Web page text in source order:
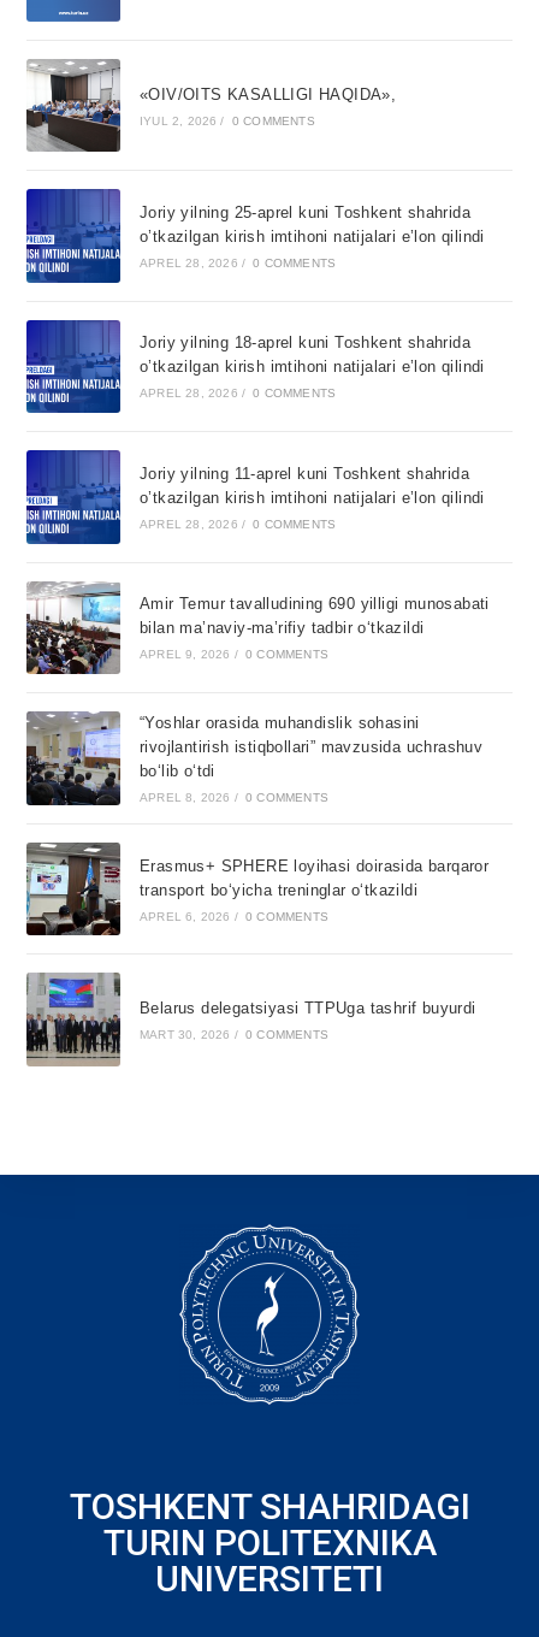
«OIV/OITS KASALLIGI HAQIDA»,
IYUL 2, 2026 / 0 COMMENTS
Joriy yilning 25-aprel kuni Toshkent shahrida
o’tkazilgan kirish imtihoni natijalari e’lon qilindi
APREL 28, 2026 / 0 COMMENTS
Joriy yilning 18-aprel kuni Toshkent shahrida
o’tkazilgan kirish imtihoni natijalari e’lon qilindi
APREL 28, 2026 / 0 COMMENTS
Joriy yilning 11-aprel kuni Toshkent shahrida
o’tkazilgan kirish imtihoni natijalari e’lon qilindi
APREL 28, 2026 / 0 COMMENTS
Amir Temur tavalludining 690 yilligi munosabati
bilan ma’naviy-ma’rifiy tadbir o‘tkazildi
APREL 9, 2026 / 0 COMMENTS
“Yoshlar orasida muhandislik sohasini
rivojlantirish istiqbollari” mavzusida uchrashuv
bo‘lib o‘tdi
APREL 8, 2026 / 0 COMMENTS
Erasmus+ SPHERE loyihasi doirasida barqaror
transport bo‘yicha treninglar o‘tkazildi
APREL 6, 2026 / 0 COMMENTS
Belarus delegatsiyasi TTPUga tashrif buyurdi
MART 30, 2026 / 0 COMMENTS
TOSHKENT SHAHRIDAGI
TURIN POLITEXNIKA
UNIVERSITETI